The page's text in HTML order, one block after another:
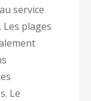
service
Les plages
Le